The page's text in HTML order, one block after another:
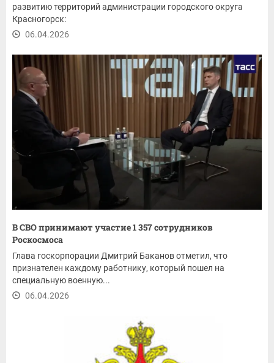
развитию территорий администрации городского округа
Красногорск:
06.04.2026
В СВО принимают участие 1 357 сотрудников
Роскосмоса
Глава госкорпорации Дмитрий Баканов отметил, что
признателен каждому работнику, который пошел на
специальную военную...
06.04.2026